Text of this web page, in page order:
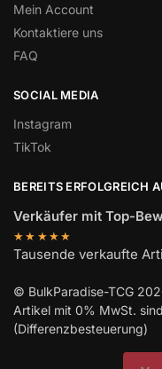
Mein Account
Kontaktiere uns
FAQ
SOCIAL MEDIA
Instagram
TikTok
BEREITS ERFOLGREICH
Verkäufer mit Top-
★★★★★
Tausende verkaufte
© BulkParadise-TCG
Artikel mit 0% MwSt.
(Differenzbesteuerung)